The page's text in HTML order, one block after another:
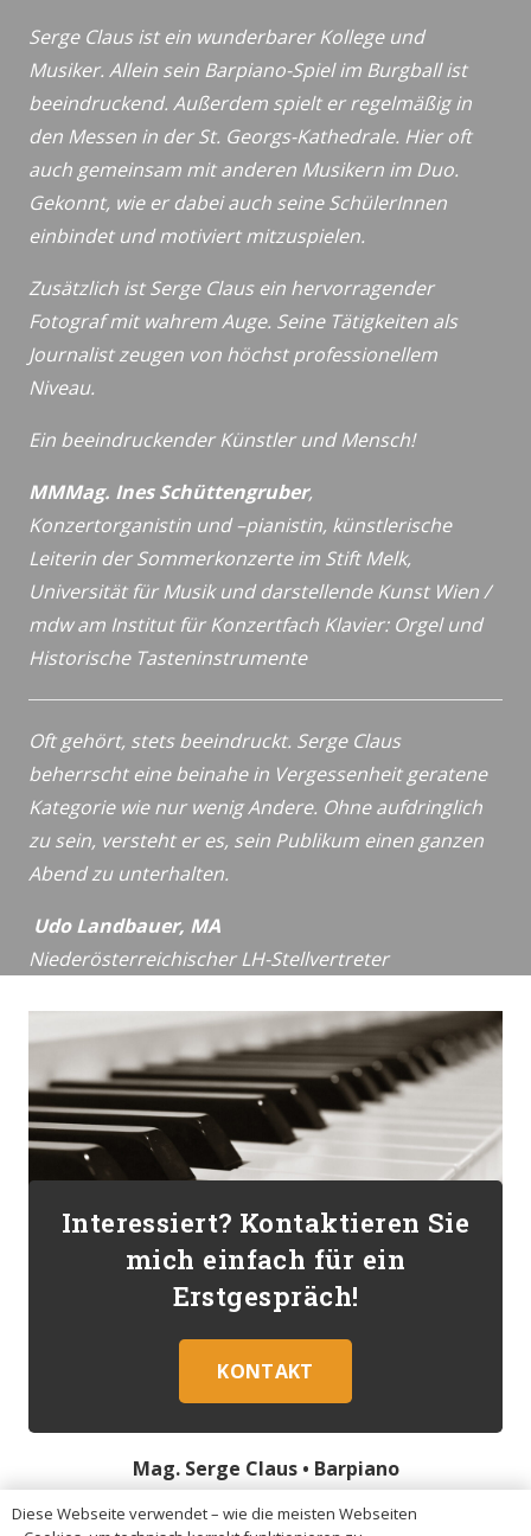
Serge Claus ist ein wunderbarer Kollege und
Musiker. Allein sein Barpiano-Spiel im Burgball ist
beeindruckend. Außerdem spielt er regelmäßig in
den Messen in der St. Georgs-Kathedrale. Hier oft
auch gemeinsam mit anderen Musikern im Duo.
Gekonnt, wie er dabei auch seine SchülerInnen
einbindet und motiviert mitzuspielen.
Zusätzlich ist Serge Claus ein hervorragender
Fotograf mit wahrem Auge. Seine Tätigkeiten als
Journalist zeugen von höchst professionellem
Niveau.
Ein beeindruckender Künstler und Mensch!
MMMag. Ines Schüttengruber,
Konzertorganistin und –pianistin, künstlerische
Leiterin der Sommerkonzerte im Stift Melk,
Universität für Musik und darstellende Kunst Wien /
mdwam Institut für Konzertfach Klavier: Orgel und
Historische Tasteninstrumente
Oft gehört, stets beeindruckt. Serge Claus
beherrscht eine beinahe in Vergessenheit geratene
Kategorie wie nur wenig Andere. Ohne aufdringlich
zu sein, versteht er es, sein Publikum einen ganzen
Abend zu unterhalten.
Udo Landbauer, MA
Niederösterreichischer LH-Stellvertreter
Interessiert? Kontaktieren Sie
mich einfach für ein
Erstgespräch!
KONTAKT
Mag. Serge Claus • Barpiano
Diese Webseite verwendet – wie die meisten Webseiten